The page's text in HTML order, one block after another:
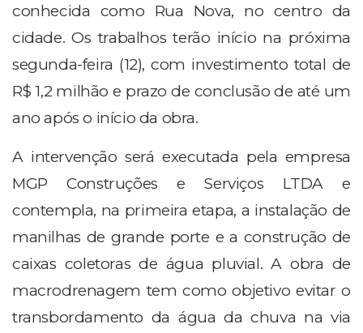
conhecida como Rua Nova, no centro da
cidade. Os trabalhos terão início na próxima
segunda-feira (12), com investimento total de
R$ 1,2 milhão e prazo de conclusão de até um
ano após o início da obra.
A intervenção será executada pela empresa
MGP Construções e Serviços LTDA e
contempla, na primeira etapa, a instalação de
manilhas de grande porte e a construção de
caixas coletoras de água pluvial. A obra de
macrodrenagem tem como objetivo evitar o
transbordamento da água da chuva na via